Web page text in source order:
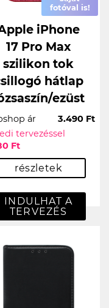
fotóval is!
iPhone
17 Pro Max
szilikon tok
hátlap
ezüst
ár
3.490 Ft
tervezéssel
Ft
részletek
INDULHAT A
TERVEZÉS